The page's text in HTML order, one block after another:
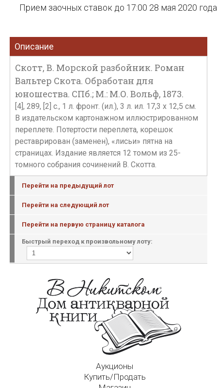
Прием заочных ставок до 17:00 28 мая 2020 года
Описание
Скотт, В. Морской разбойник. Роман
Вальтер Скота. Обработан для
юношества. СПб.; М.: М.О. Вольф, 1873.
[4], 289, [2] с., 1 л. фронт. (ил.), 3 л. ил. 17,3 х 12,5 см.
В издательском картонажном иллюстрированном
переплете. Потертости переплета, корешок
реставрирован (заменен), «лисьи» пятна на
страницах. Издание является 12 томом из 25-
томного собрания сочинений В. Скотта.
Перейти на предыдущий лот
Перейти на следующий лот
Перейти на первую страницу каталога
Быстрый переход к произвольному лоту:
Аукционы
Купить/Продать